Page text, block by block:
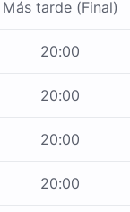
Más tarde (Final)
20:00
20:00
20:00
20:00